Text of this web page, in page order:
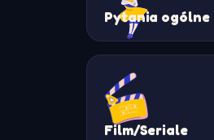
Pytania ogólne
Film/Seriale